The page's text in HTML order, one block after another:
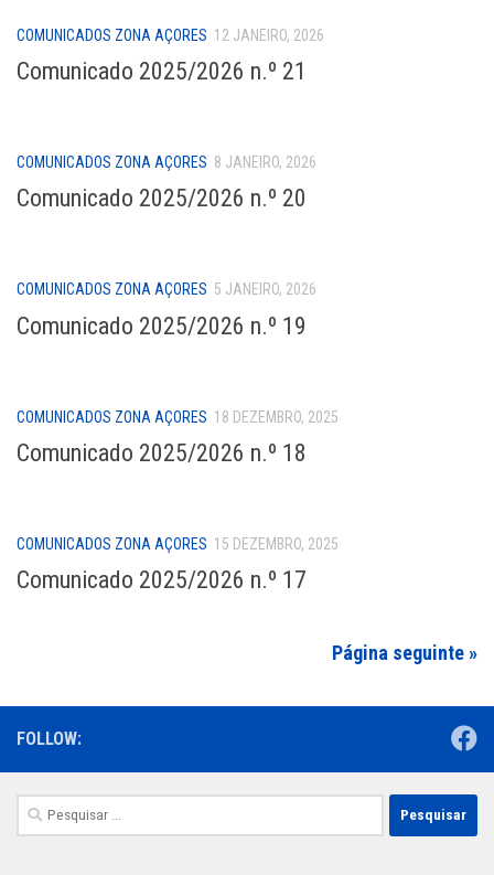
COMUNICADOS ZONA AÇORES 12 JANEIRO, 2026
Comunicado 2025/2026 n.º 21
COMUNICADOS ZONA AÇORES 8 JANEIRO, 2026
Comunicado 2025/2026 n.º 20
COMUNICADOS ZONA AÇORES 5 JANEIRO, 2026
Comunicado 2025/2026 n.º 19
COMUNICADOS ZONA AÇORES 18 DEZEMBRO, 2025
Comunicado 2025/2026 n.º 18
COMUNICADOS ZONA AÇORES 15 DEZEMBRO, 2025
Comunicado 2025/2026 n.º 17
Página seguinte »
FOLLOW:
Pesquisar
por: